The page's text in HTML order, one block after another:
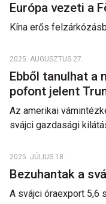
Európa vezeti a
Kína erős
2025. AUGUSZTUS 27.
Ebből tanulhat a
pofont jelent
Az amerikai
svájci gazdasági
2025. JÚLIUS 18.
Bezuhantak a
A svájci óraexport 5,6